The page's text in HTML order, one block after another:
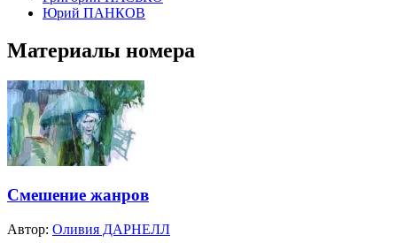
Юрий ПАНКОВ
Материалы номера
Смешение жанров
Автор: Оливия ДАРНЕЛЛ